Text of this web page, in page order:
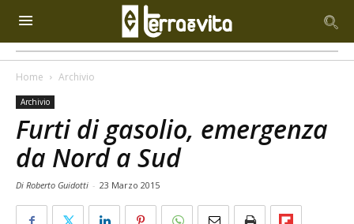
Home Archivio
Archivio
Furti di gasolio, emergenza
da Nord a Sud
Di Roberto Guidotti - 23 Marzo 2015